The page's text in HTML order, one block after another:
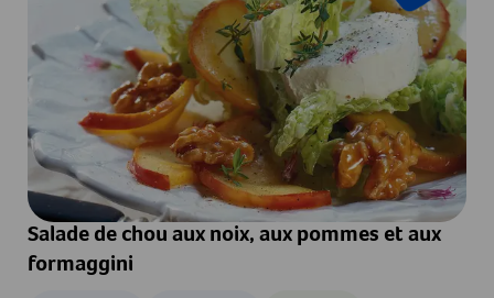
Salade de chou aux noix, aux pommes et aux
formaggini